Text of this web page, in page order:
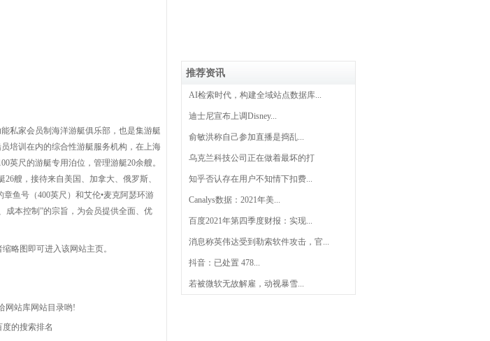
私家会员制海洋游艇俱乐部，也是集游艇
培训在内的综合性游艇服务机构，在上海
英尺的游艇专用泊位，管理游艇20余艘。
艘，接待来自美国、加拿大、俄罗斯、
鱼号（400英尺）和艾伦•麦克阿瑟环游
成本控制”的宗旨，为会员提供全面、优
略图即可进入该网站主页。
网站库网站目录哟!
的搜索排名
推荐资讯
AI检索时代，构建全域站点数据库...
迪士尼宣布上调Disney...
俞敏洪称自己参加直播是捣乱...
乌克兰科技公司正在做着最坏的打
知乎否认存在用户不知情下扣费...
Canalys数据：2021年美...
百度2021年第四季度财报：实现...
消息称英伟达受到勒索软件攻击，官...
抖音：已处置 478...
若被微软无故解雇，动视暴雪...